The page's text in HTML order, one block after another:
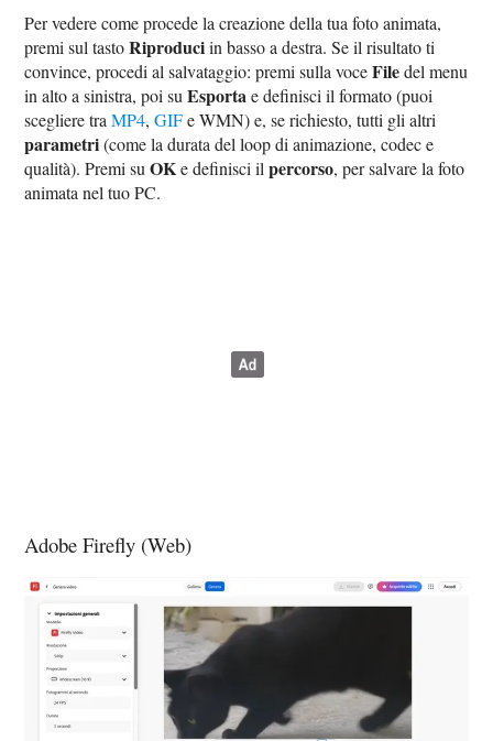
Per vedere come procede la creazione della tua foto animata,
premi sul tastoRiproduciin basso a destra. Se il risultato ti
convince, procedi al salvataggio: premi sulla voceFiledel menu
in alto a sinistra, poi suEsportae definisci il formato (puoi
scegliere traMP4,GIFe WMN) e, se richiesto, tutti gli altri
parametri(come la durata del loop di animazione, codec e
qualità). Premi suOKe definisci ilpercorso, per salvare la foto
animata nel tuo PC.
Adobe Firefly (Web)